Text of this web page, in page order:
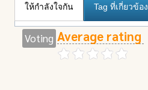
ให้กำลังใจกัน Tag ที่เกี่ยวข้อง
Voting Average rating